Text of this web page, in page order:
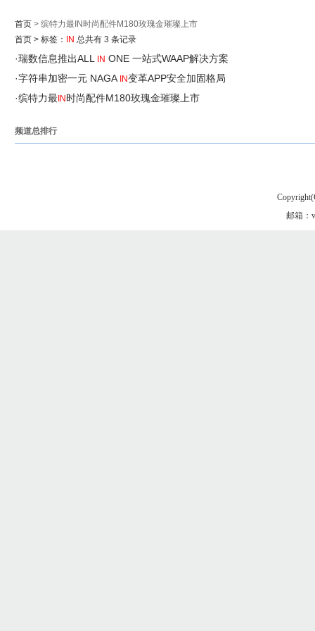
首页> 缤特力最IN时尚配件M180玫瑰金璀璨上市
首页> 标签： IN 总共有 3 条记录
·瑞数信息推出ALL IN ONE 一站式WAAP解决方案
·字符串加密一元 NAGA IN变革APP安全加固格局
·缤特力最IN 时尚配件M180玫瑰金璀璨上市
频道总排行
邮箱：